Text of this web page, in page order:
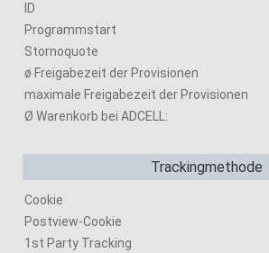
ID
Programmstart
Stornoquote
ø Freigabezeit der Provisionen
maximale Freigabezeit der Provisionen
Ø Warenkorb bei ADCELL:
Trackingmethode
Cookie
Postview-Cookie
1st Party Tracking